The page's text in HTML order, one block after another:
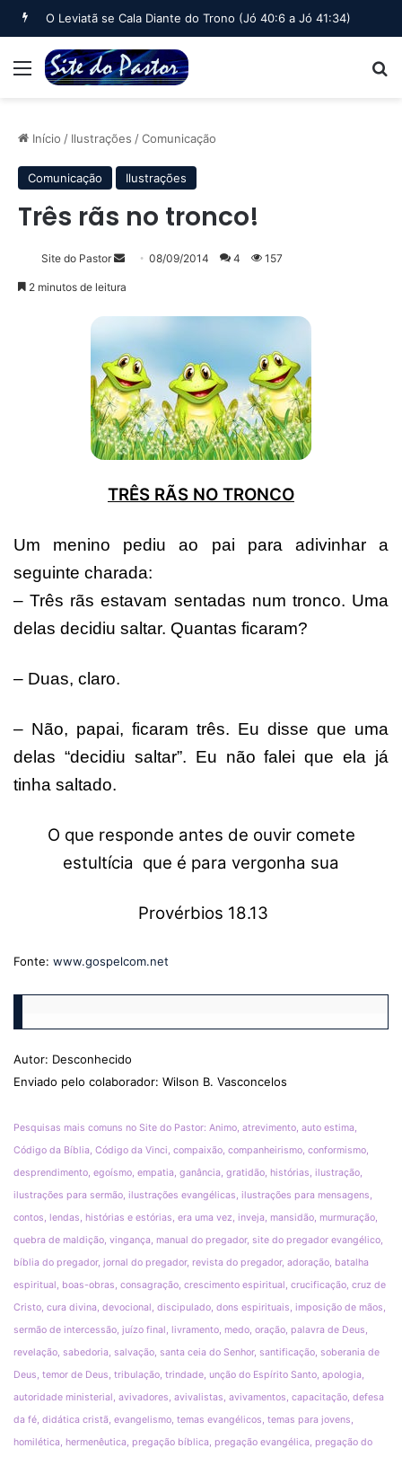
O Leviatã se Cala Diante do Trono (Jó 40:6 a Jó 41:34)
Menu
Início / Ilustrações /Comunicação
Comunicação Ilustrações
Três rãs no tronco!
Site do Pastor
Mande08/09/2014 4 157
2 minutos de leitura
TRÊS RÃS NO TRONCO
Um menino pediu ao pai para adivinhar a
seguinte charada:
– Três rãs estavam sentadas num tronco. Uma
delas decidiu saltar. Quantas ficaram?
– Duas, claro.
– Não, papai, ficaram três. Eu disse que uma
delas “decidiu saltar”. Eu não falei que ela já
tinha saltado.
O que responde antes de ouvir comete
estultícia que é para vergonha sua
Provérbios 18.13
Fonte: www.gospelcom.net
Autor: Desconhecido
Enviado pelo colaborador: Wilson B. Vasconcelos
Pesquisas mais comuns no Site do Pastor: Animo, atrevimento, auto estima,
Código da Bíblia, Código da Vinci, compaixão, companheirismo, conformismo,
desprendimento, egoísmo, empatia, ganância, gratidão, histórias, ilustração,
ilustrações para sermão, ilustrações evangélicas, ilustrações para mensagens,
contos, lendas, histórias e estórias, era uma vez, inveja, mansidão, murmuração,
quebra de maldição, vingança, manual do pregador, site do pregador evangélico,
bíblia do pregador, jornal do pregador, revista do pregador, adoração, batalha
espiritual, boas-obras, consagração, crescimento espiritual, crucificação, cruz de
Cristo, cura divina, devocional, discipulado, dons espirituais, imposição de mãos,
sermão de intercessão, juízo final, livramento, medo, oração, palavra de Deus,
revelação, sabedoria, salvação, santa ceia do Senhor, santificação, soberania de
Deus, temor de Deus, tribulação, trindade, unção do Espírito Santo, apologia,
autoridade ministerial, avivadores, avivalistas, avivamentos, capacitação, defesa
da fé, didática cristã, evangelismo, temas evangélicos, temas para jovens,
homilética, hermenêutica, pregação bíblica, pregação evangélica, pregação do